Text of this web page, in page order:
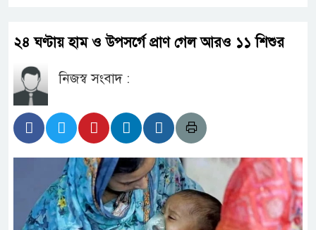
২৪ ঘণ্টায় হাম ও উপসর্গে প্রাণ গেল আরও ১১ শিশুর
নিজস্ব সংবাদ :